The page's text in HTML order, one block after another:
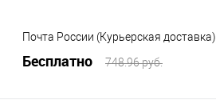
Почта России (Курьерская доставка)
Бесплатно 748.96 руб.